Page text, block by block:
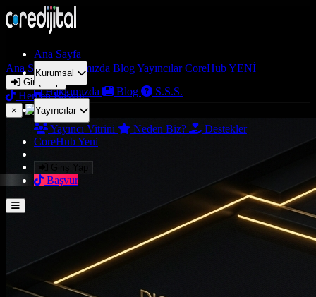
Ana Sayfa
Kurumsal
Hakkımızda Blog S.S.S.
Yayıncılar
Yayıncı Vitrini Neden Biz?
Destekler
CoreHubYeni
Giriş Yap
Başvur
Ana Sayfa Hakkımızda BlogYayıncılar CoreHubYENİ
Giriş Yap
Hemen Başvur
×